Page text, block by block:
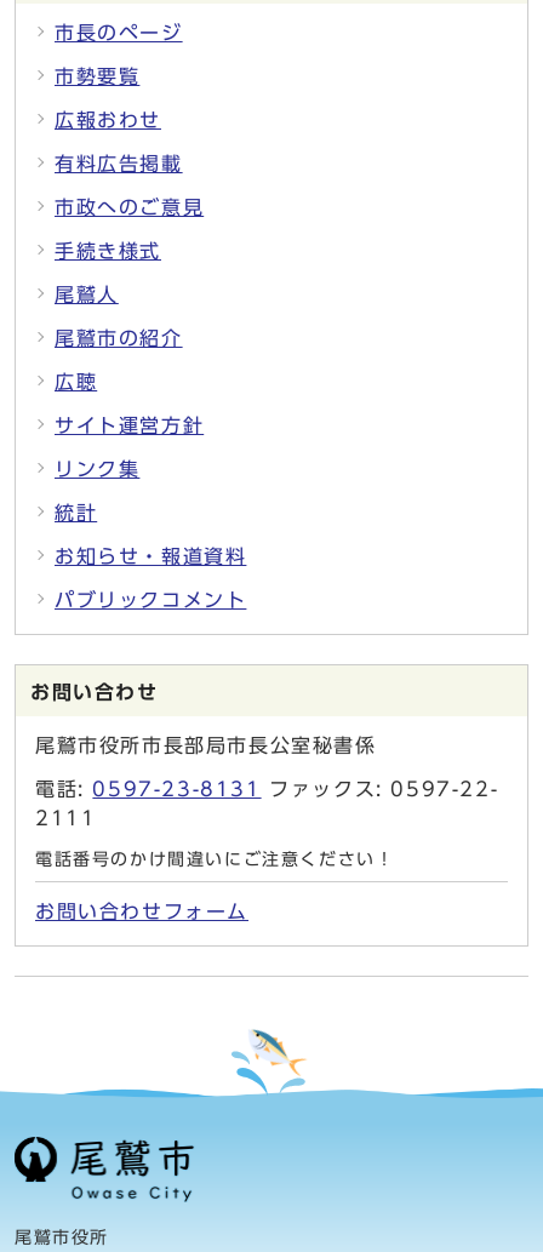
市長のページ
市勢要覧
広報おわせ
有料広告掲載
市政へのご意見
手続き様式
尾鷲人
尾鷲市の紹介
広聴
サイト運営方針
リンク集
統計
お知らせ・報道資料
パブリックコメント
お問い合わせ
尾鷲市役所市長部局市長公室秘書係
電話: 0597-23-8131
ファックス: 0597-22-
2111
電話番号のかけ間違いにご注意ください！
お問い合わせフォーム
尾鷲市役所